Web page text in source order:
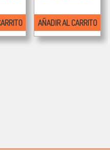
AÑADIR AL CARRITO